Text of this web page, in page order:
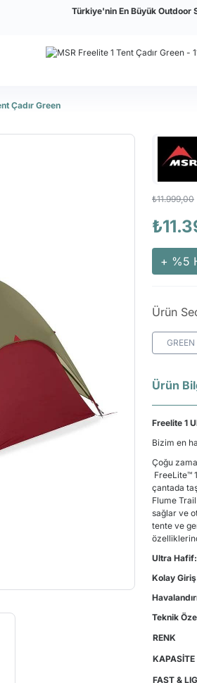
Türkiye'nin En Büyük Outdoor
Çadır Green
₺11.999,00
+ %5
Ürün
GREEN
Ürün
Freelite 1
Bizim en
Çoğu
FreeLite™
çantada
Flume
sağlar ve
tente ve
Ultra Hafif:
Kolay
Teknik
RENK
KAPASİTE
FAST &